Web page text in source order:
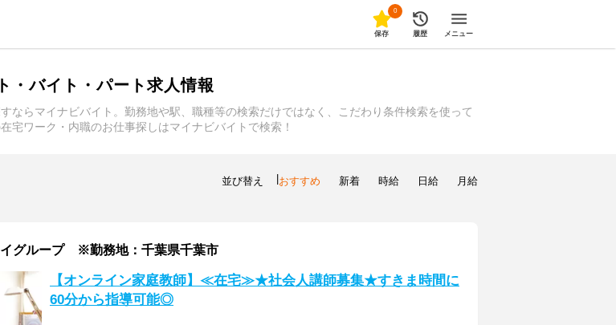
0
保存 履歴 メニュー
・バイト・パート求人情報
ならマイナビバイト。勤務地や駅、職種等の検索だけではなく、こだわり条件検索を使って
宅ワーク・内職のお仕事探しはマイナビバイトで検索！
並び替え おすすめ 新着 時給 日給 月給
イグループ ※勤務地：千葉県千葉市
【オンライン家庭教師】≪在宅≫★社会人講師募集★すきま時間に
60分から指導可能◎